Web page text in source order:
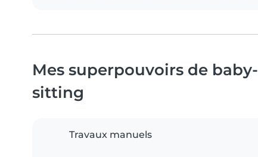
Mes superpouvoirs de baby-
sitting
Travaux manuels